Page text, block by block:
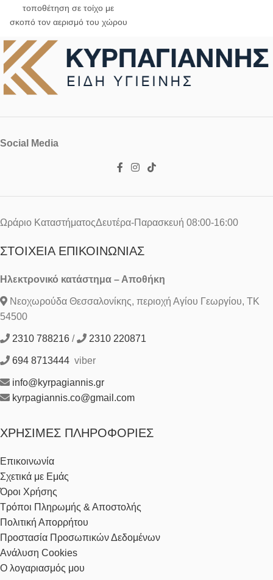
τοποθέτηση σε τοίχο με
σκοπό τον αερισμό του χώρου
υγρασία
Social Media
Ωράριο ΚαταστήματοςΔευτέρα-Παρασκευή 08:00-16:00
ΣΤΟΙΧΕΊΑ ΕΠΙΚΟΙΝΩΝΊΑΣ
Ηλεκτρονικό κατάστημα – Αποθήκη
Νεοχωρούδα Θεσσαλονίκης, περιοχή Αγίου Γεωργίου, ΤΚ
54500
2310 788216 / 2310 220871
694 8713444 viber
info@kyrpagiannis.gr
kyrpagiannis.co@gmail.com
ΧΡΉΣΙΜΕΣ ΠΛΗΡΟΦΟΡΊΕΣ
Επικοινωνία
Σχετικά με Εμάς
Όροι Χρήσης
Τρόποι Πληρωμής & Αποστολής
Πολιτική Απορρήτου
Προστασία Προσωπικών Δεδομένων
Ανάλυση Cookies
Ο λογαριασμός μου